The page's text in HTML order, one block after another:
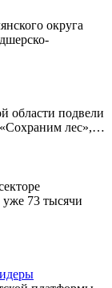
округа
области подвели
лес»,…
73 тысячи